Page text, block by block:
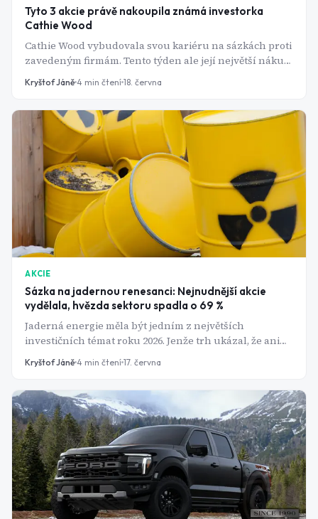
Tyto 3 akcie právě nakoupila známá investorka
Cathie Wood
Cathie Wood vybudovala svou kariéru na sázkách proti
zavedeným firmám. Tento týden ale její největší nákup
zamířil do farmaceutického giganta Eli Lilly. A
financovala ho prodejem akcií, které jí právě
vysokým růstovým potenciálem.
Kryštof Jáně 4 min čtení 18. června
AKCIE
Sázka na jadernou renesanci: Nejnudnější akcie
vydělala, hvězda sektoru spadla o 69 %
Jaderná energie měla být jedním z největších
investičních témat roku 2026. Jenže trh ukázal, že ani
megatrend postavený na AI nezaručuje růst akcií. Tři
akcie spojené s jadernou renesancí se během několika
investorům, že mezi atraktivitou a dobrou investicí
bývá často propastný rozdíl.
Kryštof Jáně 4 min čtení 17. června